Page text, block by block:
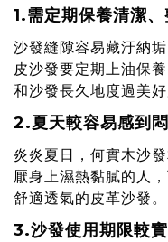
1.需定期保養清潔
沙發縫隙容易藏汙納
皮沙發要定期上油保
和沙發長久地度過美
2.夏天較容易感到
炎炎夏日，何實木沙
厭身上濕熱黏膩的人
舒適透氣的皮革沙發。
3.沙發使用期限較